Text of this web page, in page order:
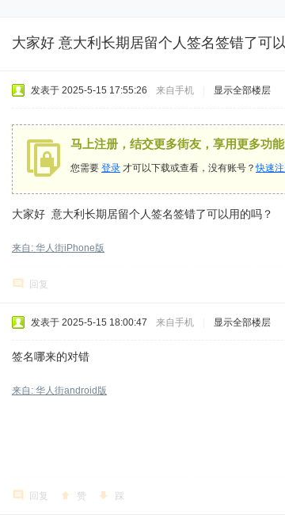
大家好 意大利长期居留个人签名签错了可
发表于 2025-5-15 17:55:26 来自手机 显示全部楼层
马上注册，结交更多街友，享用更多功
您需要 登录 才可以下载或查看，没有账号？快速
大家好 意大利长期居留个人签名签错了可以用的吗？
来自: 华人街iPhone版
回复
发表于 2025-5-15 18:00:47 来自手机 显示全部楼层
签名哪来的对错
来自: 华人街android版
回复 赞 踩